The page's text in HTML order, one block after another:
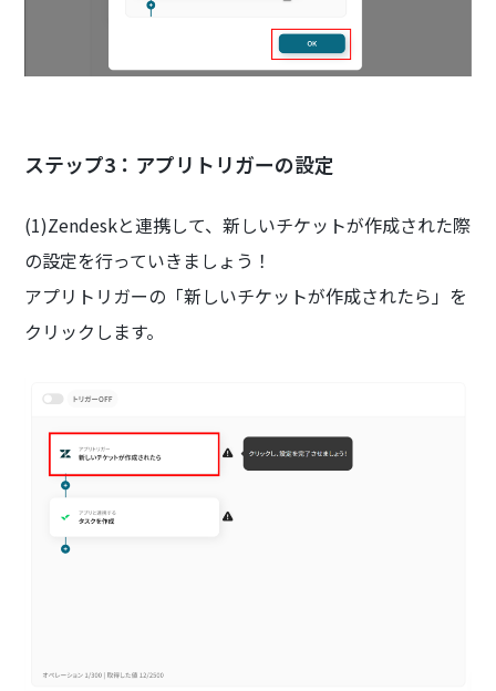
ステップ3：アプリトリガーの設定
(1)Zendeskと連携して、新しいチケットが作成された際
の設定を行っていきましょう！
アプリトリガーの「新しいチケットが作成されたら」を
クリックします。